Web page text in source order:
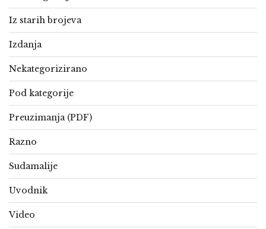
Iz starih brojeva
Izdanja
Nekategorizirano
Pod kategorije
Preuzimanja (PDF)
Razno
Sudamalije
Uvodnik
Video